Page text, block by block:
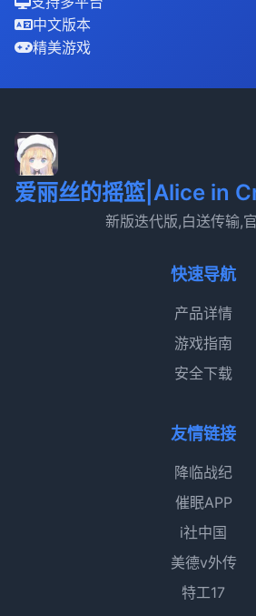
中文版本
精美游戏
爱丽丝的摇篮|Alice in
新版迭代版,白送传输,
快速导航
产品详情
游戏指南
安全下载
友情链接
降临战纪
催眠APP
i社中国
美德v外传
特工17